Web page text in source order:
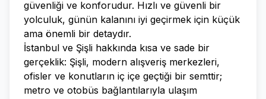
güvenliği ve konforudur. Hızlı ve güvenli bir
yolculuk, günün kalanını iyi geçirmek için küçük
ama önemli bir detaydır.
İstanbul ve Şişli hakkında kısa ve sade bir
gerçeklik: Şişli, modern alışveriş merkezleri,
ofisler ve konutların iç içe geçtiği bir semttir;
metro ve otobüs bağlantılarıyla ulaşım